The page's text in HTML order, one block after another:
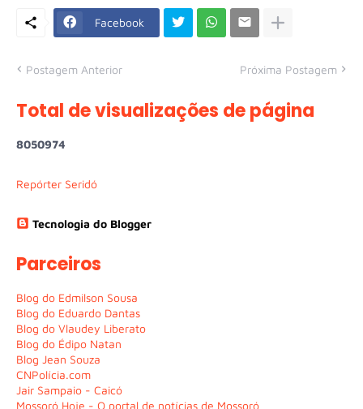
Facebook
Postagem Anterior Próxima Postagem
Total de visualizações de página
8050974
Repórter Seridó
Tecnologia do Blogger
Parceiros
Blog do Edmilson Sousa
Blog do Eduardo Dantas
Blog do Vlaudey Liberato
Blog do Édipo Natan
Blog Jean Souza
CNPolícia.com
Jair Sampaio - Caicó
Mossoró Hoje - O portal de notícias de Mossoró